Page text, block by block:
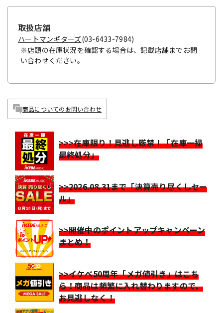
取扱店舗
ハートマンギターズ(03-6433-7984)
※店頭の在庫状況を確認する場合は、記載店舗までお問
い合わせください。
商品についてのお問い合わせ
>>>在庫限り！見逃し厳禁！「在庫一掃
最終処分」
>>2026.08.31まで「決算売り尽くしセー
ル」
>>開催中のポイントアップキャンペーン
まとめ！
>>イケベ50周年「メガ値引き」はこち
ら！商品は頻繁に入れ替わりますので、
お見逃しなく！